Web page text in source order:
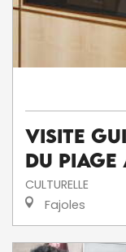
Visite
du
CULTURELLE
Fajoles